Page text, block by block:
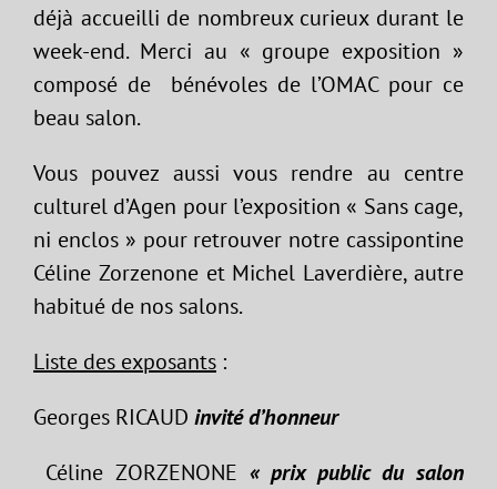
déjà accueilli de nombreux curieux durant le
week-end. Merci au « groupe exposition »
composé de bénévoles de l’OMAC pour ce
beau salon.
Vous pouvez aussi vous rendre au centre
culturel d’Agen pour l’exposition « Sans cage,
ni enclos » pour retrouver notre cassipontine
Céline Zorzenone et Michel Laverdière, autre
habitué de nos salons.
Liste des exposants :
Georges RICAUD invité d’honneur
Céline ZORZENONE « prix public du salon